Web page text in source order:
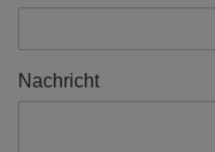
Nachricht